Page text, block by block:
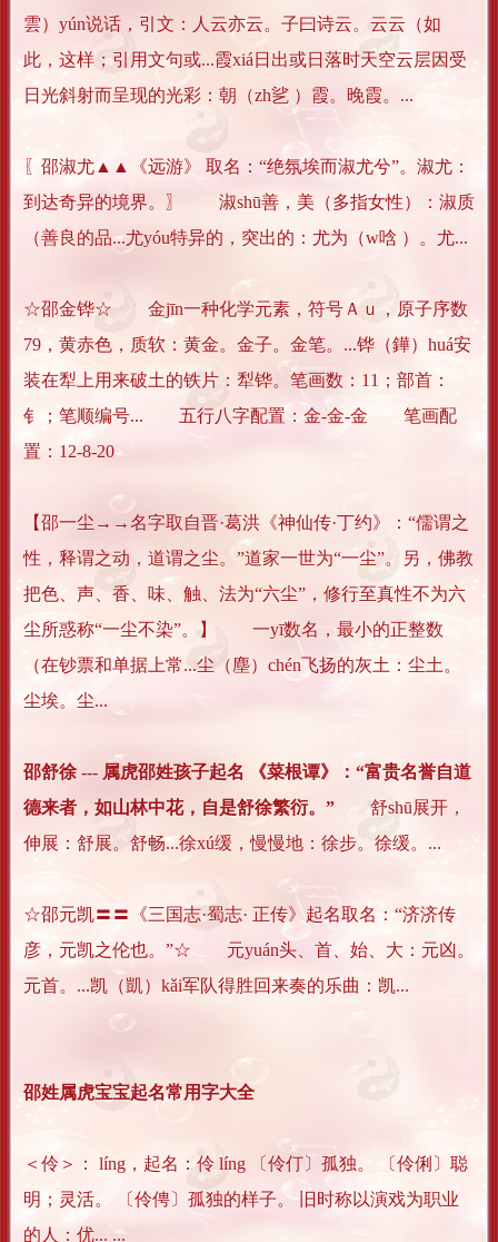
雲）yún说话，引文：人云亦云。子曰诗云。云云（如
此，这样；引用文句或...霞xiá日出或日落时天空云层因受
日光斜射而呈现的光彩：朝（zh乷 ）霞。晚霞。...
〖邵淑尤▲▲《远游》 取名：“绝氛埃而淑尤兮”。淑尤：
到达奇异的境界。〗 淑shū善，美（多指女性）：淑质
（善良的品...尤yóu特异的，突出的：尤为（w唅 ）。尤...
☆邵金铧☆ 金jīn一种化学元素，符号Ａｕ，原子序数
79，黄赤色，质软：黄金。金子。金笔。...铧（鏵）huá安
装在犁上用来破土的铁片：犁铧。笔画数：11；部首：
钅；笔顺编号... 五行八字配置：金-金-金 笔画配
置：12-8-20
【邵一尘→→名字取自晋·葛洪《神仙传·丁约》：“儒谓之
性，释谓之动，道谓之尘。”道家一世为“一尘”。另，佛教
把色、声、香、味、触、法为“六尘”，修行至真性不为六
尘所惑称“一尘不染”。】 一yī数名，最小的正整数
（在钞票和单据上常...尘（塵）chén飞扬的灰土：尘土。
尘埃。尘...
邵舒徐 --- 属虎邵姓孩子起名 《菜根谭》：“富贵名誉自道
德来者，如山林中花，自是舒徐繁衍。” 舒shū展开，
伸展：舒展。舒畅...徐xú缓，慢慢地：徐步。徐缓。...
☆邵元凯〓〓《三国志·蜀志· 正传》起名取名：“济济传
彦，元凯之伦也。”☆ 元yuán头、首、始、大：元凶。
元首。...凯（凱）kǎi军队得胜回来奏的乐曲：凯...
邵姓属虎宝宝起名常用字大全
＜伶＞： líng，起名：伶 líng 〔伶仃〕孤独。 〔伶俐〕聪
明；灵活。 〔伶俜〕孤独的样子。 旧时称以演戏为职业
的人：优... ...